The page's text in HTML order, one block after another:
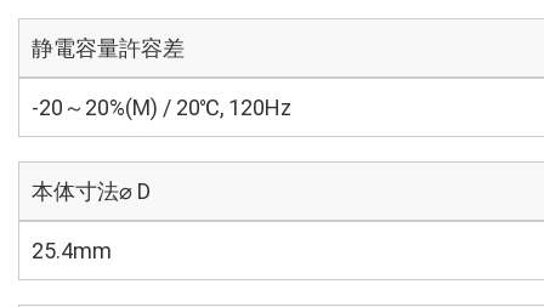
静電容量許容差
-20～20%(M) / 20℃, 120Hz
本体寸法⌀ D
25.4mm